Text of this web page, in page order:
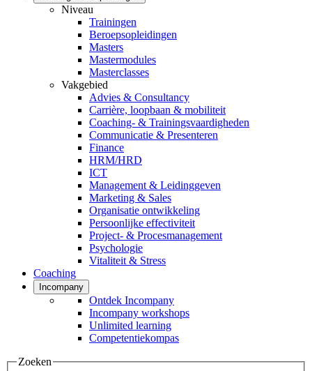
Niveau
Trainingen
Beroepsopleidingen
Masters
Mastermodules
Masterclasses
Vakgebied
Advies & Consultancy
Carrière, loopbaan & mobiliteit
Coaching- & Trainingsvaardigheden
Communicatie & Presenteren
Finance
HRM/HRD
ICT
Management & Leidinggeven
Marketing & Sales
Organisatie ontwikkeling
Persoonlijke effectiviteit
Project- & Procesmanagement
Psychologie
Vitaliteit & Stress
Coaching
Incompany
Ontdek Incompany
Incompany workshops
Unlimited learning
Competentiekompas
Zoeken